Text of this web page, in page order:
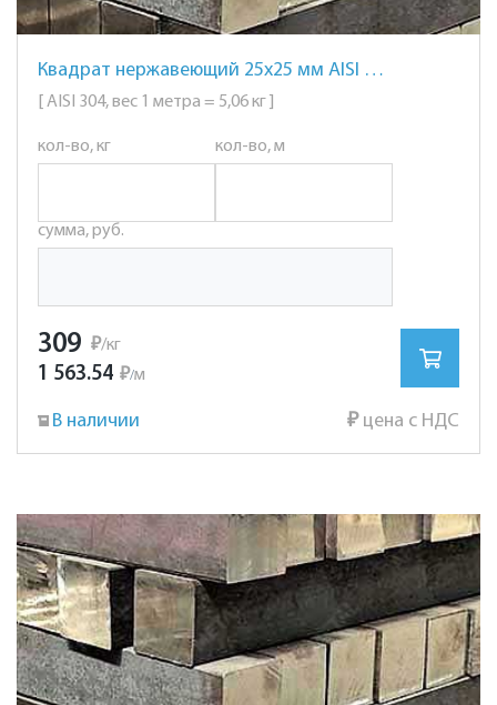
Квадрат нержавеющий 25х25 мм AISI 304 сталь 08Х18Н10
[ AISI 304, вес 1 метра = 5,06 кг ]
кол-во, кг кол-во, м
сумма, руб.
309 ₽/кг
1 563.54 ₽/м
В наличии ₽цена с НДС